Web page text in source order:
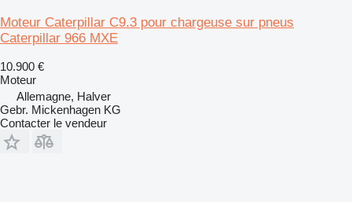
Moteur Caterpillar C9.3 pour chargeuse sur pneus
Caterpillar 966 MXE
10.900 €
Moteur
Allemagne, Halver
Gebr. Mickenhagen KG
Contacter le vendeur